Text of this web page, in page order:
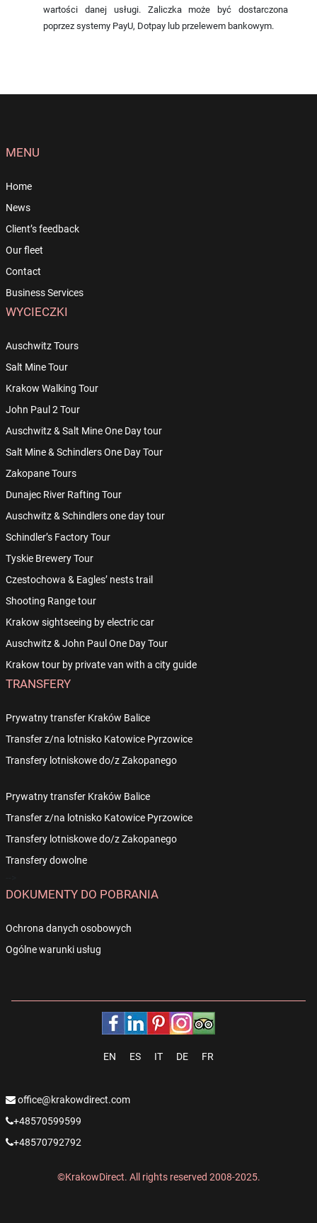
wartości danej usługi. Zaliczka może być dostarczona
poprzez systemy PayU, Dotpay lub przelewem bankowym.
MENU
Home
News
Client’s feedback
Our fleet
Contact
Business Services
WYCIECZKI
Auschwitz Tours
Salt Mine Tour
Krakow Walking Tour
John Paul 2 Tour
Auschwitz & Salt Mine One Day tour
Salt Mine & Schindlers One Day Tour
Zakopane Tours
Dunajec River Rafting Tour
Auschwitz & Schindlers one day tour
Schindler’s Factory Tour
Tyskie Brewery Tour
Czestochowa & Eagles’ nests trail
Shooting Range tour
Krakow sightseeing by electric car
Auschwitz & John Paul One Day Tour
Krakow tour by private van with a city guide
TRANSFERY
Prywatny transfer Kraków Balice
Transfer z/na lotnisko Katowice Pyrzowice
Transfery lotniskowe do/z Zakopanego
Prywatny transfer Kraków Balice
Transfer z/na lotnisko Katowice Pyrzowice
Transfery lotniskowe do/z Zakopanego
Transfery dowolne
DOKUMENTY DO POBRANIA
Ochrona danych osobowych
Ogólne warunki usług
EN ES IT DE FR
office@krakowdirect.com
+48570599599
+48570792792
©KrakowDirect. All rights reserved 2008-2025.